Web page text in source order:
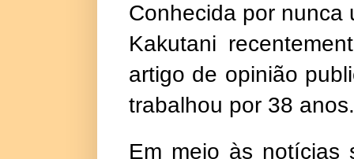
Conhecida por nunca
Kakutani
artigo de opinião
trabalhou por 38 anos.
Em meio às notícias